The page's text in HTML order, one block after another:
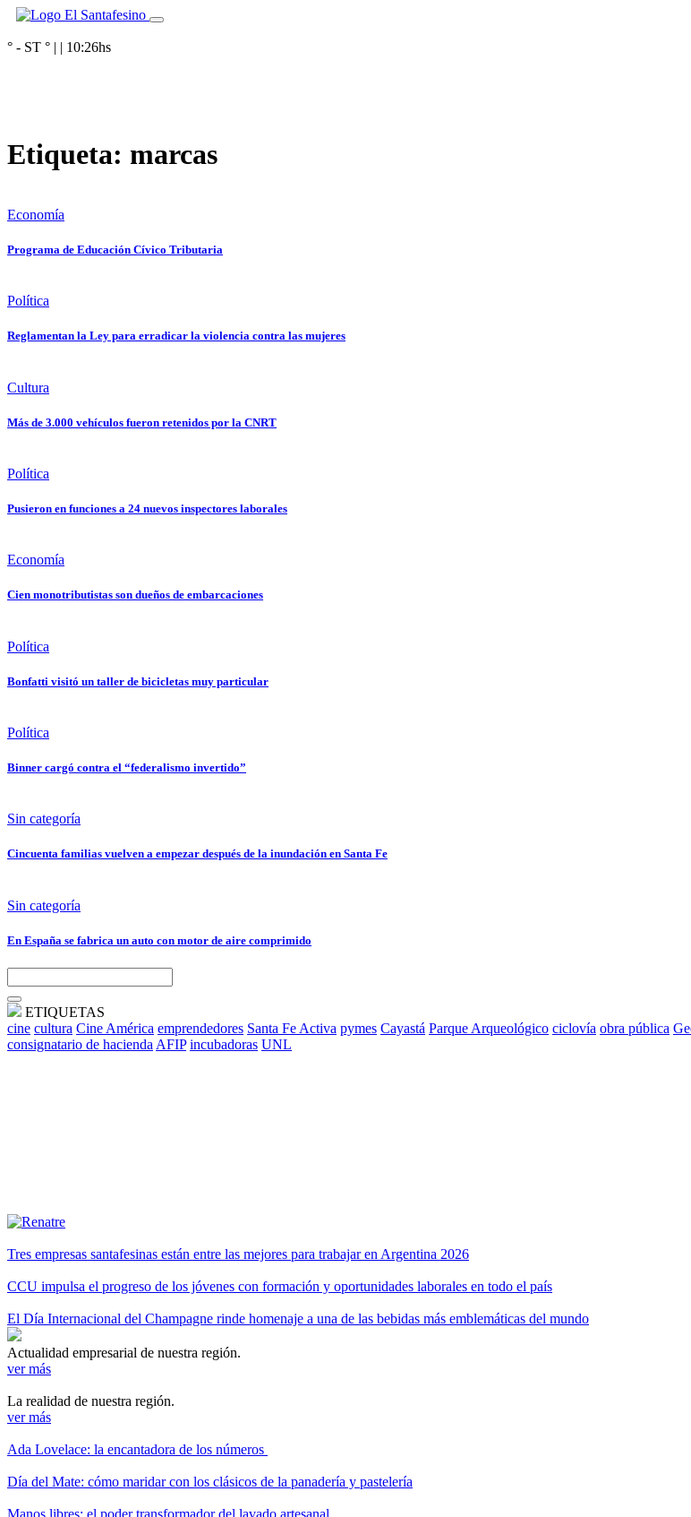
° - ST ° | | 10:26hs
Etiqueta: marcas
Economía
Programa de Educación Cívico Tributaria
Política
Reglamentan la Ley para erradicar la violencia contra las mujeres
Cultura
Más de 3.000 vehículos fueron retenidos por la CNRT
Política
Pusieron en funciones a 24 nuevos inspectores laborales
Economía
Cien monotributistas son dueños de embarcaciones
Política
Bonfatti visitó un taller de bicicletas muy particular
Política
Binner cargó contra el “federalismo invertido”
Sin categoría
Cincuenta familias vuelven a empezar después de la inundación en Santa Fe
Sin categoría
En España se fabrica un auto con motor de aire comprimido
ETIQUETAS
cine cultura Cine América emprendedores Santa Fe Activa pymes Cayastá Parque Arqueológico ciclovía obra pública
consignatario de hacienda AFIP incubadoras UNL
Tres empresas santafesinas están entre las mejores para trabajar en Argentina 2026
CCU impulsa el progreso de los jóvenes con formación y oportunidades laborales en todo el país
El Día Internacional del Champagne rinde homenaje a una de las bebidas más emblemáticas del mundo
Actualidad empresarial de nuestra región.
ver más
La realidad de nuestra región.
ver más
Ada Lovelace: la encantadora de los números
Día del Mate: cómo maridar con los clásicos de la panadería y pastelería
Manos libres: el poder transformador del lavado artesanal